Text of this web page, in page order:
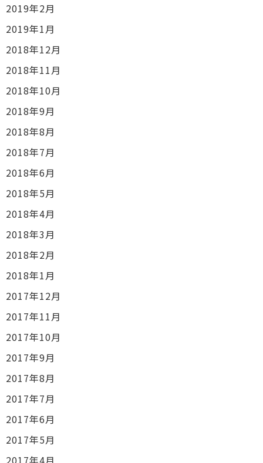
2019年2月
2019年1月
2018年12月
2018年11月
2018年10月
2018年9月
2018年8月
2018年7月
2018年6月
2018年5月
2018年4月
2018年3月
2018年2月
2018年1月
2017年12月
2017年11月
2017年10月
2017年9月
2017年8月
2017年7月
2017年6月
2017年5月
2017年4月